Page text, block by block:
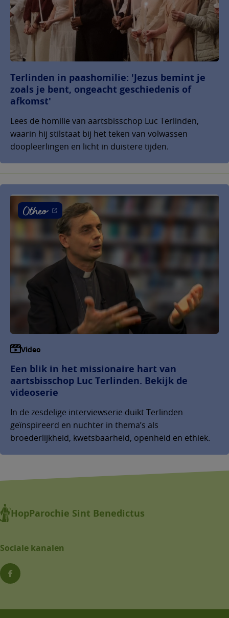
Terlinden in paashomilie: 'Jezus bemint je
zoals je bent, ongeacht geschiedenis of
afkomst'
Lees de homilie van aartsbisschop Luc Terlinden,
waarin hij stilstaat bij het teken van volwassen
doopleerlingen en licht in duistere tijden.
Video
Een blik in het missionaire hart van
aartsbisschop Luc Terlinden. Bekijk de
videoserie
In de zesdelige interviewserie duikt Terlinden
geïnspireerd en nuchter in thema’s als
broederlijkheid, kwetsbaarheid, openheid en ethiek.
HopParochie Sint Benedictus
Sociale kanalen